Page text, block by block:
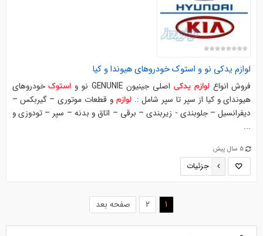
لوازم یدکی نو و استوکخودروهایهیونداو کیا
فروش انواعلوازم یدکی اصلی جینیون GENUNIE نو و استوکخودروهای
هیوندای و کیا از سپر تا سپر شامل :.لوازم و قطعات موتوری – گیربکس –
دیفرانسیل – جلوبندی - زیربندی – برقی – اتاق و بدنه – سپر – تودوزی و
...
5 سال پیش
جزئیات
1
(current)
2 صفحه بعد